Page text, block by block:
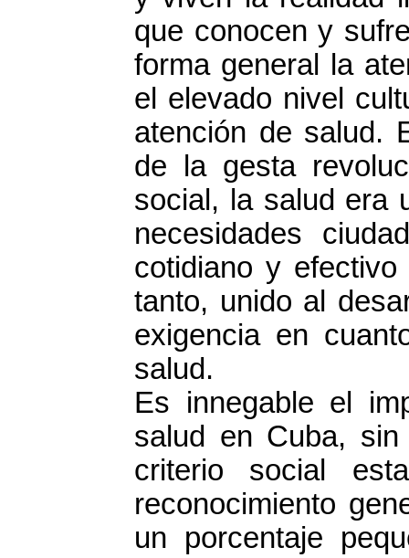
que conocen y
forma general la
el elevado nivel
atención de salud.
de la gesta
social, la salud era
necesidades
cotidiano y
tanto, unido al
exigencia en
salud.
Es innegable el
salud en Cuba,
criterio social
reconocimiento
un porcentaje